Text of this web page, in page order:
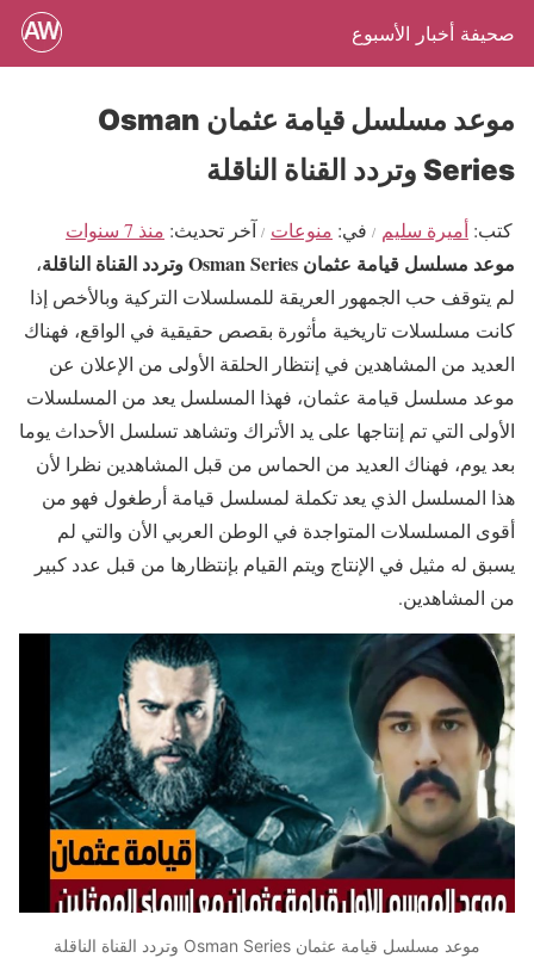
صحيفة أخبار الأسبوع
موعد مسلسل قيامة عثمان Osman
Series وتردد القناة الناقلة
كتب أميرة سليم في منوعات آخر تحديث منذ 7 سنوات
موعد مسلسل قيامة عثمان Osman Series وتردد القناة الناقلة
،
لم يتوقف حب الجمهور العريقة للمسلسلات التركية وبالأخص إذا
كانت مسلسلات تاريخية مأثورة بقصص حقيقية في الواقع، فهناك
العديد من المشاهدين في إنتظار الحلقة الأولى من الإعلان عن
موعد مسلسل قيامة عثمان، فهذا المسلسل يعد من المسلسلات
الأولى التي تم إنتاجها على يد الأتراك وتشاهد تسلسل الأحداث يوما
بعد يوم، فهناك العديد من الحماس من قبل المشاهدين نظرا لأن
هذا المسلسل الذي يعد تكملة لمسلسل قيامة أرطغول فهو من
أقوى المسلسلات المتواجدة في الوطن العربي الأن والتي لم
يسبق له مثيل في الإنتاج ويتم القيام بإنتظارها من قبل عدد كبير
من المشاهدين.
موعد مسلسل قيامة عثمان Osman Series وتردد القناة الناقلة